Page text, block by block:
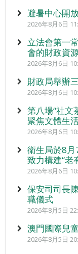
避暑中心開
2026年8月6日
立法會第一
會的財政資
2026年8月6日
財政局舉辦
2026年8月6日
第八場“社文
聚焦文體生
2026年8月6日
衛生局於8月
致力構建“老
2026年8月6日
保安司司長
職儀式
2026年8月5日
澳門國際兒
2026年8月5日